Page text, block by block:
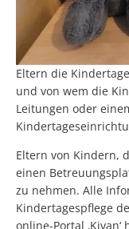
Eltern die
und von wem die
Leitungen oder
Eltern von Kindern,
einen
zu nehmen. Alle
Kindertagespflege
online-Portal ‚Kivan‘